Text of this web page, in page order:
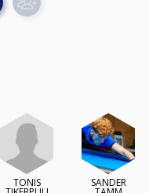
TONIS SANDER